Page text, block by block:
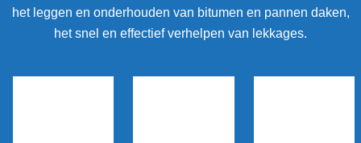
het leggen en onderhouden van bitumen en pannen daken,
het snel en effectief verhelpen van lekkages.